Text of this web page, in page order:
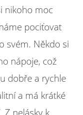
nikoho moc
pociťovat
svém. Někdo si
nápoje, což
dobře a rychle
a má krátké
Z nelásky k